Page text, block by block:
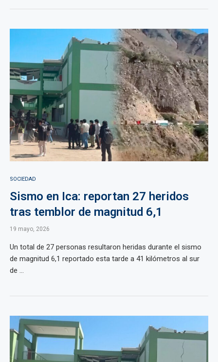
SOCIEDAD
Sismo en Ica: reportan 27 heridos
tras temblor de magnitud 6,1
19 mayo, 2026
Un total de 27 personas resultaron heridas durante el sismo
de magnitud 6,1 reportado esta tarde a 41 kilómetros al sur
de ...